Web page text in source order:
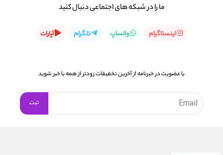
ما را در شبكه های اجتماعی دنبال کنید
اینستاگرام واتساپ تلگرام آپارات
با عضویت در خبرنامه از آخرین تخفیفات زودتر از همه با خبر شوید